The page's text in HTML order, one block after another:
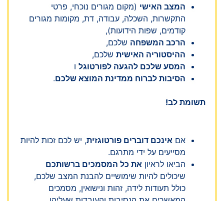
המצב האישי (מקום מגורים נוכחי, פרטי
התקשרות, השכלה, עבודה, דת, מקומות מגורים
קודמים, שפות הידועות),
הרכב המשפחה שלכם,
ההיסטוריה האישית שלכם,
המסע שלכם להגעה לפורטוגל ו
הסיבות לברוח ממדינת המוצא שלכם.
תשומת לב!
אם אינכם דוברים פורטוגזית, יש לכם זכות להיות
מסייעים על ידי מתרגם.
הביאו לראיון את כל המסמכים ברשותכם
שיכולים להיות שימושיים להבנת המצב שלכם,
כולל תעודות לידה, זהות ונישואין, מסמכים